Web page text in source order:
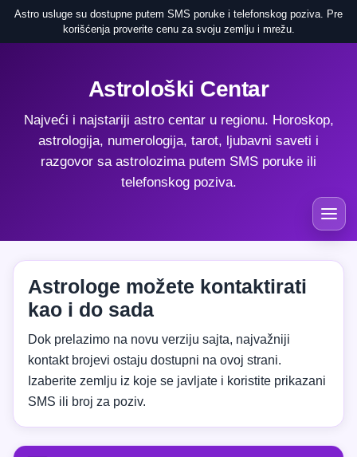
Astro usluge su dostupne putem SMS poruke i telefonskog poziva. Pre
korišćenja proverite cenu za svoju zemlju i mrežu.
Astrološki Centar
Najveći i najstariji astro centar u regionu. Horoskop,
astrologija, numerologija, tarot, ljubavni saveti i
razgovor sa astrolozima putem SMS poruke ili
telefonskog poziva.
Astrologe možete kontaktirati
kao i do sada
Dok prelazimo na novu verziju sajta, najvažniji
kontakt brojevi ostaju dostupni na ovoj strani.
Izaberite zemlju iz koje se javljate i koristite prikazani
SMS ili broj za poziv.